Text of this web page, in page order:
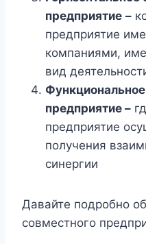
предприятие –
предприятие
компаниями,
вид
предприятие –
предприятие
получения
синергии
Давайте подробно
совместного